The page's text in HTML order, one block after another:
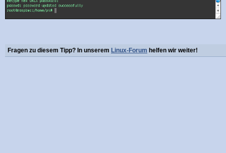
Fragen zu diesem Tipp? In unserem Linux-Forum helfen wir weiter!